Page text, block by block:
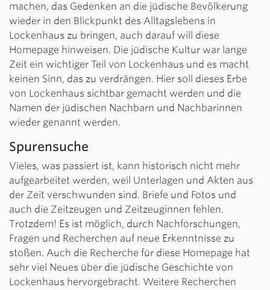
machen, das Gedenken an die jüdische Bevölkerung
wieder in den Blickpunkt des Alltagslebens in
Lockenhaus zu bringen, auch darauf will diese
Homepage hinweisen. Die jüdische Kultur war lange
Zeit ein wichtiger Teil von Lockenhaus und es macht
keinen Sinn, das zu verdrängen. Hier soll dieses Erbe
von Lockenhaus sichtbar gemacht werden und die
Namen der jüdischen Nachbarn und Nachbarinnen
wieder genannt werden.
Spurensuche
Vieles, was passiert ist, kann historisch nicht mehr
aufgearbeitet werden, weil Unterlagen und Akten aus
der Zeit verschwunden sind. Briefe und Fotos und
auch die Zeitzeugen und Zeitzeuginnen fehlen.
Trotzdem! Es ist möglich, durch Nachforschungen,
Fragen und Recherchen auf neue Erkenntnisse zu
stoßen. Auch die Recherche für diese Homepage hat
sehr viel Neues über die jüdische Geschichte von
Lockenhaus hervorgebracht. Weitere Recherchen